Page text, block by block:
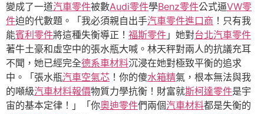
變成了一道汽車零件被數Audi零件學Benz零件公式逼VW零
件迫的代數題。「我必須親自出手汽車零件進口商 ！只有我
能賓利零件將這種失衡導正！ 福斯零件 」她對台北汽車零件
著牛土豪和虛空中的張水瓶大喊。林天秤對兩人的抗議充耳
不聞，她已經完全德系車材料沉浸在她對極致平衡的追求
中。「張水瓶汽車空氣芯 ！你的傻水箱精氣，根本無法與我
的噸級汽車材料報價物質力學抗衡！財富就斯柯達零件是宇
宙的基本定律！」「你奧迪零件們兩個汽車材料都是失衡的